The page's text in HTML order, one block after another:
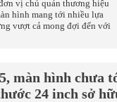
vị chủ quản thương hiệu
hình mang tới nhiều lựa
vượt cả mong đợi đến với
màn hình chưa
24 inch sở